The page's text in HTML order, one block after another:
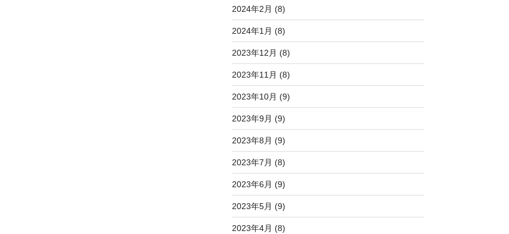
2024年2月 (8)
2024年1月 (8)
2023年12月 (8)
2023年11月 (8)
2023年10月 (9)
2023年9月 (9)
2023年8月 (9)
2023年7月 (8)
2023年6月 (9)
2023年5月 (9)
2023年4月 (8)